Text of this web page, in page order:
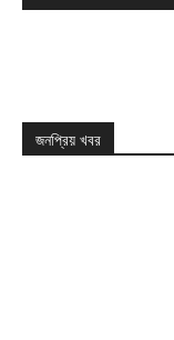
জনপ্রিয় খবর